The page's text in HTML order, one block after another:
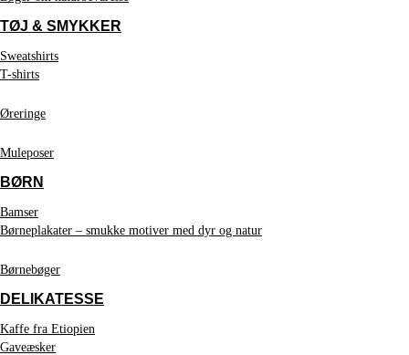
TØJ & SMYKKER
Sweatshirts
T-shirts
Øreringe
Muleposer
BØRN
Bamser
Børneplakater – smukke motiver med dyr og natur
Børnebøger
DELIKATESSE
Kaffe fra Etiopien
Gaveæsker